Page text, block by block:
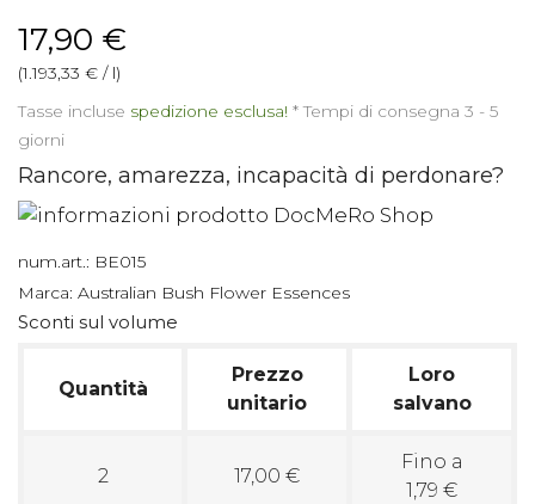
17,90 €
(1.193,33 € / l)
Tasse incluse spedizione esclusa! *Tempi di consegna 3 - 5
giorni
Rancore, amarezza, incapacità di perdonare?
num.art.: BE015
Marca: Australian Bush Flower Essences
Sconti sul volume
Quantità
Prezzo
unitario
Loro
salvano
2 17,00 €
Fino a
1,79 €